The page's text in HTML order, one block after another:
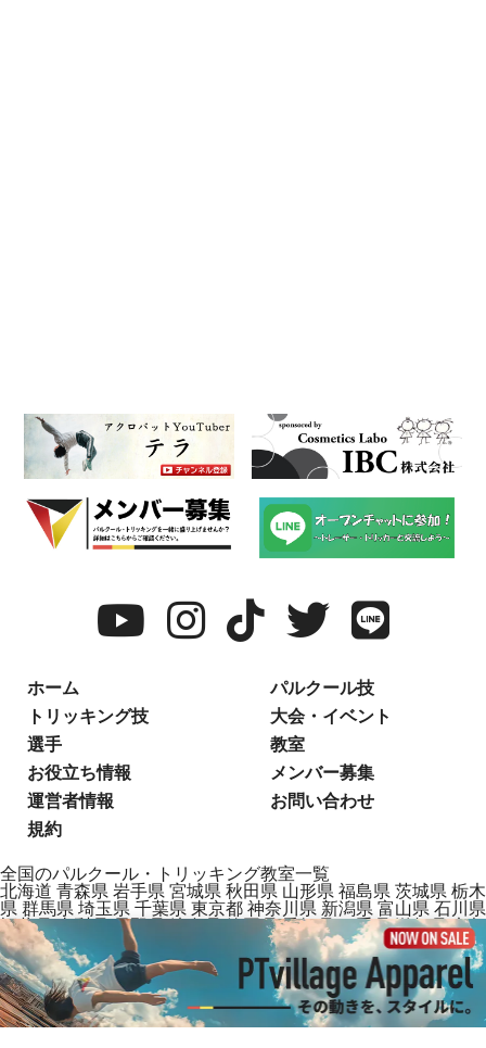
ホーム
パルクール技
トリッキング技
大会・イベント
選手
教室
お役立ち情報
メンバー募集
運営者情報
お問い合わせ
規約
全国のパルクール・トリッキング教室一覧
北海道 青森県 岩手県 宮城県 秋田県 山形県 福島県 茨城県 栃木
県 群馬県 埼玉県 千葉県 東京都 神奈川県 新潟県 富山県 石川県
福井県
長野県 静岡県 愛知県 三重県 滋賀県 京都
府 大阪府 兵庫県 奈良県 鳥取県 島根県 岡山県 広島県
山口県 徳島県 香川県 愛媛県 高知県 福岡県 佐賀県 長崎県 熊本
県 大分県 宮崎県 鹿児島県 沖縄県
2025 PTvillage